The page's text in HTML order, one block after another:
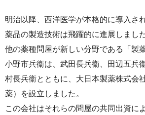
明治以降、西洋医学が本格的に導入さ
薬品の製造技術は飛躍的に進展しました
他の薬種問屋が新しい分野である「製
小野市兵衞は、武田長兵衞、田辺五兵
村長兵衞とともに、大日本製薬株式会
薬）を設立しました。
この会社はそれらの問屋の共同出資に